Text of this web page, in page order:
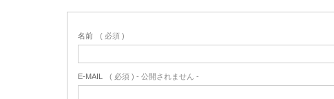
名前 ( 必須 )
E-MAIL ( 必須 ) - 公開されません -